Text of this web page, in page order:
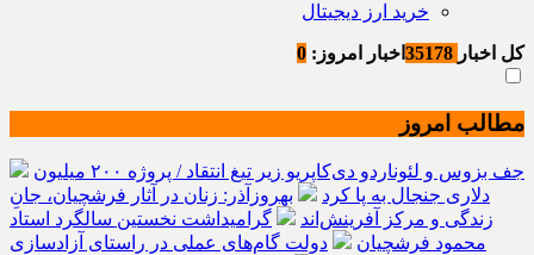
خرید ارز دیجیتال
کل اخبار اخبار امروز: 0
مطالب امروز
جف بزوس و لئوناردو دی‌کاپریو زیر تیغ انتقاد / پروژه ۲۰۰ میلیون
دلاری جنجال به پا کرد
بهروزآذر: زنان در آثار فرشچیان، جانِ
زندگی و مرکز آفرینش‌اند
گرامیداشت نخستین سالگرد استاد
محمود فرشچیان
دولت گام‌های عملی در راستای آزادسازی